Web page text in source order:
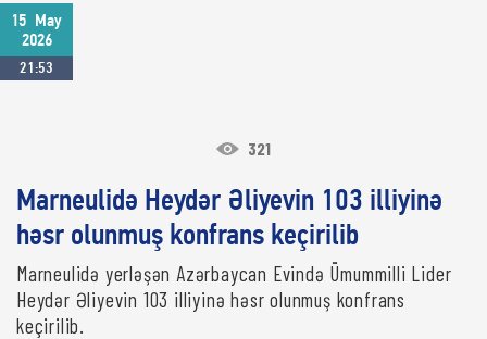
15
May
2026
21:53
321
Marneulidə Heydər Əliyevin 103 illiyinə
həsr olunmuş konfrans keçirilib
Marneulidə yerləşən Azərbaycan Evində Ümummilli Lider
Heydər Əliyevin 103 illiyinə həsr olunmuş konfrans
keçirilib.